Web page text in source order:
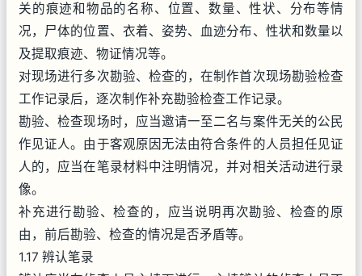
关的痕迹和物品的名称、位置、数量、性状、分布等情
况，尸体的位置、衣着、姿势、血迹分布、性状和数量以
及提取痕迹、物证情况等。
对现场进行多次勘验、检查的，在制作首次现场勘验检查
工作记录后，逐次制作补充勘验检查工作记录。
勘验、检查现场时，应当邀请一至二名与案件无关的公民
作见证人。由于客观原因无法由符合条件的人员担任见证
人的，应当在笔录材料中注明情况，并对相关活动进行录
像。
补充进行勘验、检查的，应当说明再次勘验、检查的原
由，前后勘验、检查的情况是否矛盾等。
1.17 辨认笔录